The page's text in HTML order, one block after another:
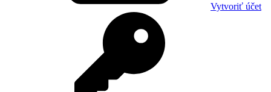
Vytvoriť účet